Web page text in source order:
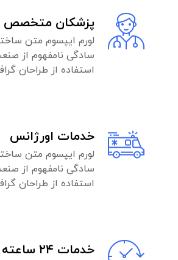
پزشکان متخصص
لورم ایپسوم متن
سادگی نامفهوم از
استفاده از طراحان
خدمات اورژانس
لورم ایپسوم متن
سادگی نامفهوم از
استفاده از طراحان
خدمات ۲۴ ساعته